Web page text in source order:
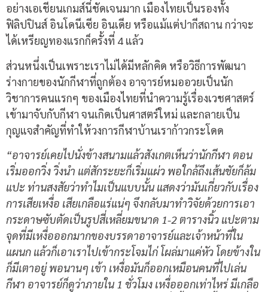
อย่างเอเชียนเกมส์นี่ชัดเจนมาก เมืองไทยเป็นรองทั้ง
ฟิลิปปินส์ อินโดนีเซีย อินเดีย หรือแม้แต่ปากีสถาน กว่าจะ
ได้เหรียญทองแรกก็ครั้งที่ 4 แล้ว
ส่วนหนึ่งเป็นเพราะเราไม่ได้มีหลักคิด หรือวิธีการพัฒนา
ร่างกายของนักกีฬาที่ถูกต้อง อาจารย์หมออวยเป็นนัก
วิชาการคนแรกๆ ของเมืองไทยที่นำความรู้เรื่องเวชศาสตร์
เข้ามาจับกับกีฬา จนเกิดเป็นศาสตร์ใหม่ และกลายเป็น
กุญแจสำคัญที่ทำให้วงการกีฬาบ้านเราก้าวกระโดด
“อาจารย์เคยไปนั่งข้างสนามแล้วสังเกตเห็นว่านักกีฬา ตอน
เริ่มออกวิ่ง วิ่งนำ แต่สักระยะก็เริ่มแผ่ว พอใกล้ถึงเส้นชัยก็ล้ม
แปะ ท่านสงสัยว่าทำไมเป็นแบบนั้น แสดงว่ามันเกี่ยวกับเรื่อง
การเสียเหงื่อ เสียเกลือแร่แน่ๆ จึงกลับมาทำวิจัยด้วยการเอา
กระดาษซับตัดเป็นรูปสี่เหลี่ยมขนาด 1-2 ตารางนิ้ว แปะตาม
จุดที่มีเหงื่อออกมากของบรรดาอาจารย์และเจ้าหน้าที่ใน
แผนก แล้วก็เอาเราไปเข้ากระโจมไก่ โผล่มาแค่หัว โดยข้างใน
ก็มีเตาอยู่ พอนานๆ เข้า เหงื่อมันก็ออกเหมือนคนที่ไปเล่น
กีฬา อาจารย์ก็ดูว่าภายใน 1 ชั่วโมง เหงื่อออกเท่าไหร่ มีเกลือ